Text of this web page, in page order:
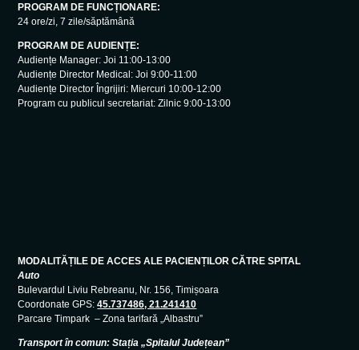
PROGRAM DE FUNCȚIONARE:
24 ore/zi, 7 zile/săptămână
PROGRAM DE AUDIENȚE:
Audiențe Manager: Joi 11:00-13:00
Audiențe Director Medical: Joi 9:00-11:00
Audiențe Director Îngrijiri: Miercuri 10:00-12:00
Program cu publicul secretariat: Zilnic 9:00-13:00
MODALITĂȚILE DE ACCES ALE PACIENȚILOR CĂTRE SPITAL
Auto
Bulevardul Liviu Rebreanu, Nr. 156, Timișoara
Coordonate GPS:45.737486, 21.241410
Parcare Timpark – Zona tarifară „Albastru”
Transport în comun: Stația „Spitalul Județean”